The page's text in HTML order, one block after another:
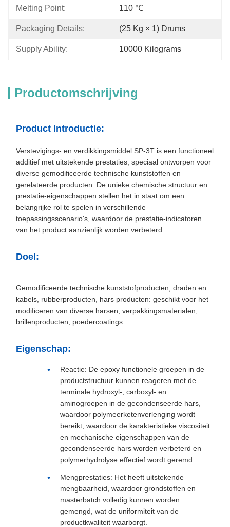
Melting Point: 110 ℃
Packaging Details: (25 Kg × 1) Drums
Supply Ability: 10000 Kilograms
Productomschrijving
Product Introductie:
Verstevigings- en verdikkingsmiddel SP-3T is een functioneel
additief met uitstekende prestaties, speciaal ontworpen voor
diverse gemodificeerde technische kunststoffen en
gerelateerde producten. De unieke chemische structuur en
prestatie-eigenschappen stellen het in staat om een
belangrijke rol te spelen in verschillende
toepassingsscenario's, waardoor de prestatie-indicatoren
van het product aanzienlijk worden verbeterd.
Doel:
Gemodificeerde technische kunststofproducten, draden en
kabels, rubberproducten, hars producten: geschikt voor het
modificeren van diverse harsen, verpakkingsmaterialen,
brillenproducten, poedercoatings.
Eigenschap:
Reactie: De epoxy functionele groepen in de
productstructuur kunnen reageren met de
terminale hydroxyl-, carboxyl- en
aminogroepen in de gecondenseerde hars,
waardoor polymeerketenverlenging wordt
bereikt, waardoor de karakteristieke viscositeit
en mechanische eigenschappen van de
gecondenseerde hars worden verbeterd en
polymerhydrolyse effectief wordt geremd.
Mengprestaties: Het heeft uitstekende
mengbaarheid, waardoor grondstoffen en
masterbatch volledig kunnen worden
gemengd, wat de uniformiteit van de
productkwaliteit waarborgt.